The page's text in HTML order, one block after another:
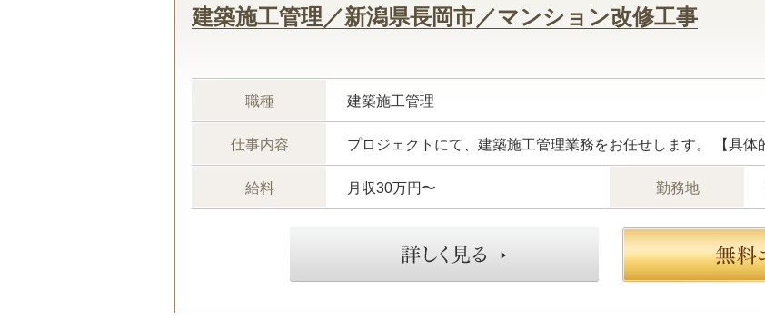
建築施工管理／新潟県長岡市／マンション改修工事
職種 建築施工管理
仕事内容
給料 月収30万円〜 勤務地